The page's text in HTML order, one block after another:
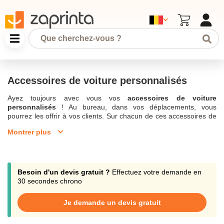
Accessoires de voiture personnalisés
Ayez toujours avec vous vosaccessoires de voiture
personnalisés ! Au bureau, dans vos déplacements, vous
pourrez les offrir à vos clients. Sur chacun de ces accessoires de
votre entreprisepar Zaprinta, société qui se trouve en Belgique.
support de plaque d'immatriculation personnalisé
pare-soleil publicitaire. Vos clients seront ravis d'avoir un de ces
accessoires de voiture personnalisés pour leur automobile. Ces
indispensables à l'ensemble de vos prospects. Grâce à leur auto,
ceux-ci véhiculeront l'imageet lamarque de votre entreprise
Vous serez ainsi plus facilement identifiables et reconnaissables
Montrer plus
Besoin d'un devis gratuit ? Effectuez votre demande en
30 secondes chrono
Je demande un devis gratuit